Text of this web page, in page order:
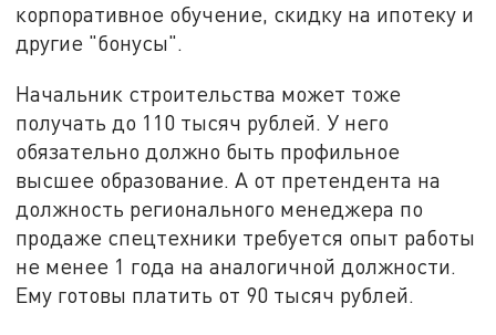
корпоративное обучение, скидку на ипотеку и
другие "бонусы".
Начальник строительства может тоже
получать до 110 тысяч рублей. У него
обязательно должно быть профильное
высшее образование. А от претендента на
должность регионального менеджера по
продаже спецтехники требуется опыт работы
не менее 1 года на аналогичной должности.
Ему готовы платить от 90 тысяч рублей.